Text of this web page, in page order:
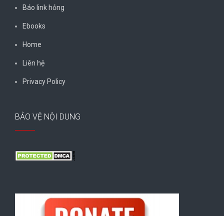
Báo link hỏng
Ebooks
Home
Liên hệ
Privacy Policy
BẢO VỆ NỘI DUNG